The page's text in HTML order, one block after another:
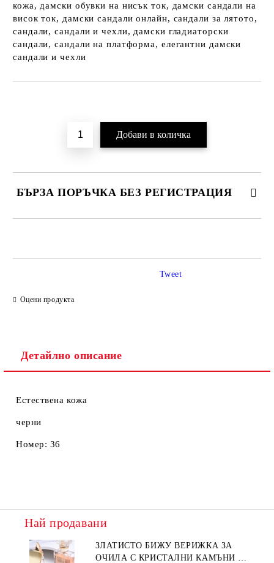
кожа, дамски обувки на нисък ток, дамски сандали на
висок ток, дамски сандали онлайн, сандали за лятото,
сандали, сандали и чехли, дамски гладиаторски
сандали, сандали на платформа, елегантни дамски
сандали и чехли
БЪРЗА ПОРЪЧКА БЕЗ РЕГИСТРАЦИЯ
Оцени продукта
Tweet
Детайлно описание
Естествена кожа
черни
Номер: 36
Най продавани
ЗЛАТИСТО БИЖУ ВЕРИЖКА ЗА
ОЧИЛА С КРИСТАЛНИ КАМЪНИ И